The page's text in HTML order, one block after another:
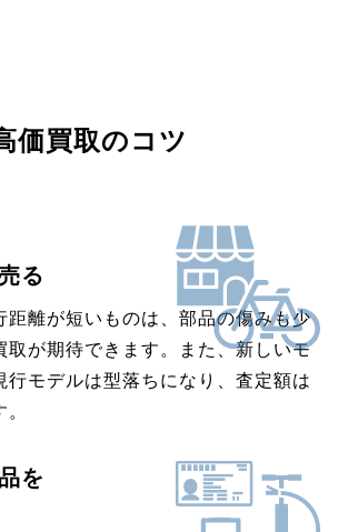
価買取のコツ
る
距離が短いものは、部品の傷みも少
取が期待できます。また、新しいモ
行モデルは型落ちになり、査定額は
を